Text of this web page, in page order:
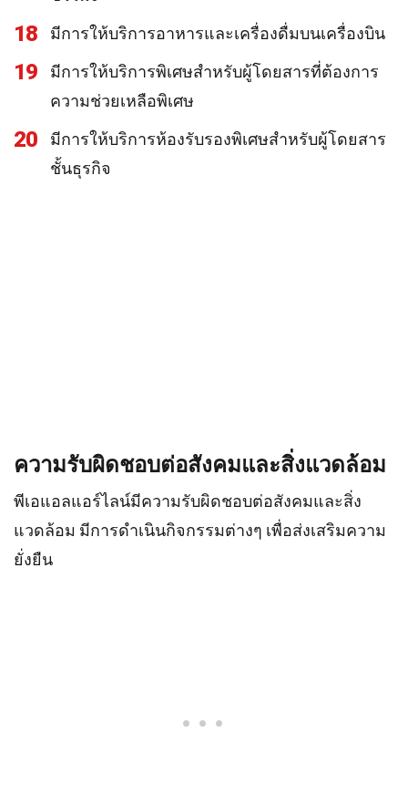
18 มีการให้บริการอาหารและเครื่องดื่มบนเครื่องบิน
19
มีการให้บริการพิเศษสำหรับผู้โดยสารที่ต้องการ
ความช่วยเหลือพิเศษ
20
มีการให้บริการห้องรับรองพิเศษสำหรับผู้โดยสาร
ชั้นธุรกิจ
ความรับผิดชอบต่อสังคมและสิ่งแวดล้อม
พีเอแอลแอร์ไลน์มีความรับผิดชอบต่อสังคมและสิ่ง
แวดล้อม มีการดำเนินกิจกรรมต่างๆ เพื่อส่งเสริมความ
ยั่งยืน